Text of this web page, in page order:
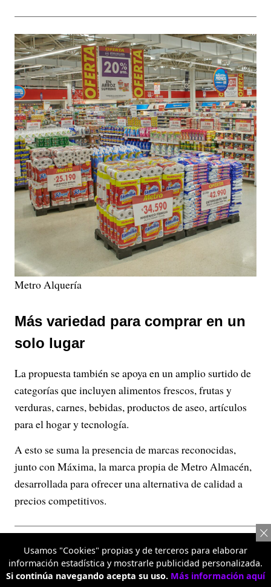
Metro Alquería
Más variedad para comprar en un
solo lugar
La propuesta también se apoya en un amplio surtido de
categorías que incluyen alimentos frescos, frutas y
verduras, carnes, bebidas, productos de aseo, artículos
para el hogar y tecnología.
A esto se suma la presencia de marcas reconocidas,
junto con Máxima, la marca propia de Metro Almacén,
desarrollada para ofrecer una alternativa de calidad a
precios competitivos.
Usamos "Cookies" propias y de terceros para elaborar
información estadística y mostrarle publicidad personalizada.
Si continúa navegando acepta su uso. Más información aquí